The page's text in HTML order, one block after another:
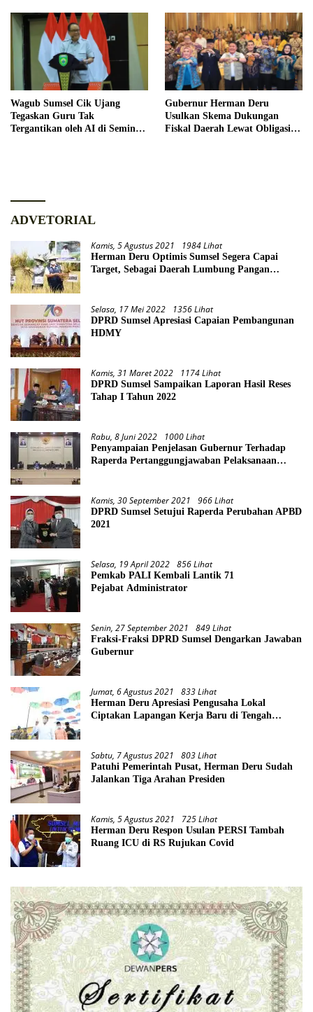
Wagub Sumsel Cik Ujang
Tegaskan Guru Tak
Tergantikan oleh AI di Seminar
Gubernur Herman Deru
Usulkan Skema Dukungan
Fiskal Daerah Lewat Obligasi
ADVETORIAL
Kamis, 5 Agustus 2021 1984 Lihat
Herman Deru Optimis Sumsel Segera Capai
Target, Sebagai Daerah Lumbung Pangan
Selasa, 17 Mei 2022 1356 Lihat
DPRD Sumsel Apresiasi Capaian Pembangunan
HDMY
Kamis, 31 Maret 2022 1174 Lihat
DPRD Sumsel Sampaikan Laporan Hasil Reses
Tahap I Tahun 2022
Rabu, 8 Juni 2022 1000 Lihat
Penyampaian Penjelasan Gubernur Terhadap
Raperda Pertanggungjawaban Pelaksanaan
Kamis, 30 September 2021 966 Lihat
DPRD Sumsel Setujui Raperda Perubahan APBD
2021
Selasa, 19 April 2022 856 Lihat
Pemkab PALI Kembali Lantik 71
Pejabat Administrator
Senin, 27 September 2021 849 Lihat
Fraksi-Fraksi DPRD Sumsel Dengarkan Jawaban
Gubernur
Jumat, 6 Agustus 2021 833 Lihat
Herman Deru Apresiasi Pengusaha Lokal
Ciptakan Lapangan Kerja Baru di Tengah
Sabtu, 7 Agustus 2021 803 Lihat
Patuhi Pemerintah Pusat, Herman Deru Sudah
Jalankan Tiga Arahan Presiden
Kamis, 5 Agustus 2021 725 Lihat
Herman Deru Respon Usulan PERSI Tambah
Ruang ICU di RS Rujukan Covid